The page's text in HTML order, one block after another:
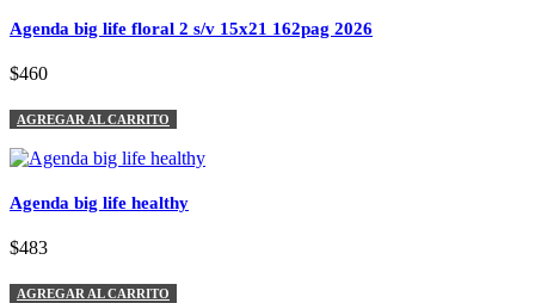
Agenda big life floral 2 s/v 15x21 162pag 2026
$460
AGREGAR AL CARRITO
Agenda big life healthy
$483
AGREGAR AL CARRITO